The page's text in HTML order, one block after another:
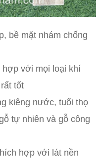
bề mặt nhám chống
hợp với mọi loại khí
tốt
kiêng nước, tuổi thọ
tự nhiên và gỗ công
hợp với lát nền